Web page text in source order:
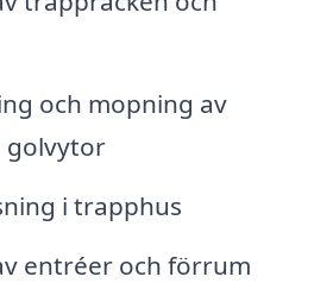
och mopning av
golvytor
i trapphus
entréer och förrum